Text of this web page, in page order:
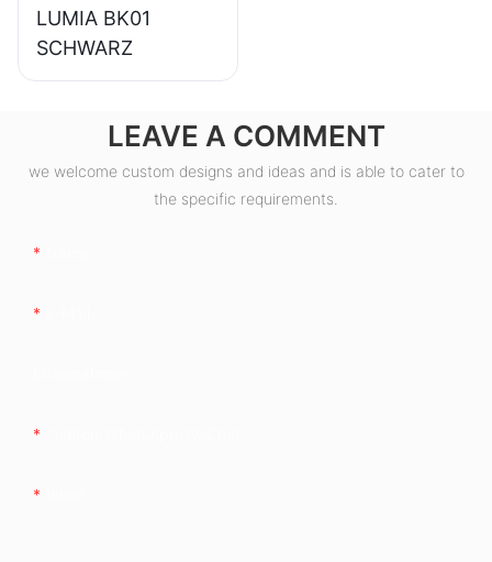
LUMIA BK01
SCHWARZ
LEAVE A COMMENT
we welcome custom designs and ideas and is able to cater to
the specific requirements.